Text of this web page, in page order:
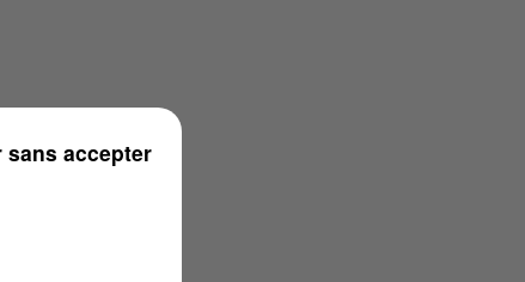
sans accepter